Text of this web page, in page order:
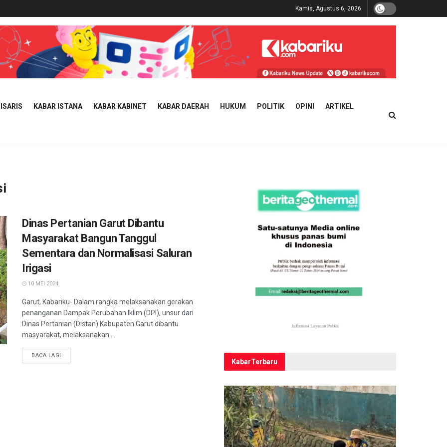
Kamis, Agustus 6, 2026
KABAR ISTANA KABAR KABINET KABAR DAERAH HUKUM POLITIK OPINI ARTIKEL
Dinas Pertanian Garut Dibantu
Masyarakat Bangun Tanggul
Sementara dan Normalisasi Saluran
Irigasi
10 MEI 2024
Garut, Kabariku- Dalam rangka melaksanakan gerakan
penanganan Dampak Perubahan Iklim (DPI), unsur dari
Dinas Pertanian (Distan) Kabupaten Garut dibantu
masyarakat, melaksanakan ...
BACA LAGI
KabarTerbaru